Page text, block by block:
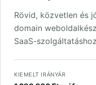
Rövid, közvetlen és
domain
SaaS-
KIEMELT IRÁNYÁR